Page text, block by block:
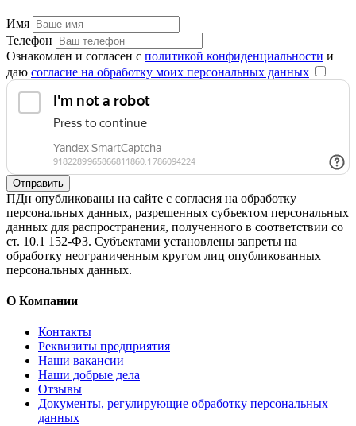
Имя
Телефон
Ознакомлен и согласен с политикой конфиденциальности и
даю согласие на обработку моих персональных данных
Отправить
ПДн опубликованы на сайте с согласия на обработку
персональных данных, разрешенных субъектом персональных
данных для распространения, полученного в соответствии со
ст. 10.1 152-ФЗ. Субъектами установлены запреты на
обработку неограниченным кругом лиц опубликованных
персональных данных.
О Компании
Контакты
Реквизиты предприятия
Наши вакансии
Наши добрые дела
Отзывы
Документы, регулирующие обработку персональных
данных